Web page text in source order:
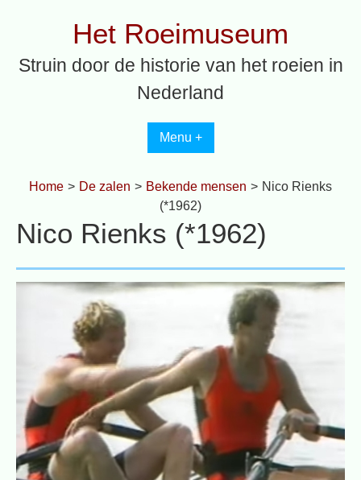
Het Roeimuseum
Struin door de historie van het roeien in
Nederland
Menu +
Home > De zalen > Bekende mensen > Nico Rienks
(*1962)
Nico Rienks (*1962)